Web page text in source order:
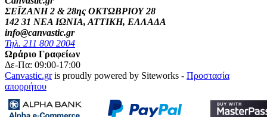
ΣΕΪΖΑΝΗ 2 & 28ης ΟΚΤΩΒΡΙΟΥ 28
142 31 ΝΕΑ ΙΩΝΙΑ, ΑΤΤΙΚΗ, ΕΛΛΑΔΑ
info@canvastic.gr
Τηλ. 211 800 2004
Ωράριο Γραφείων
Δε-Πα: 09:00-17:00
Canvastic.gris proudly powered by Siteworks - Προστασία
απορρήτου